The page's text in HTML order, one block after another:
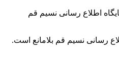
اطلاع رسانی نسیم قم
رسانی نسیم قم بلامانع است.